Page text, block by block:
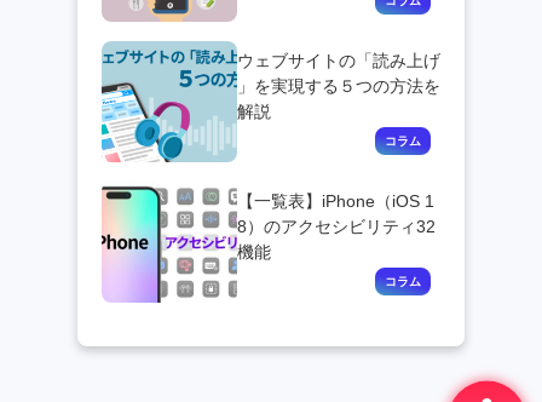
ウェブサイトの「読み上げ
」を実現する５つの方法を
解説
【一覧表】iPhone（iOS 1
8）のアクセシビリティ32
機能